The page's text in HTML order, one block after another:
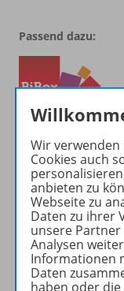
Passend dazu:
Wir
Cookies auch
anbieten zu
Webseite zu
Daten zu ihrer
unsere
Analysen
Informationen
Daten
haben oder